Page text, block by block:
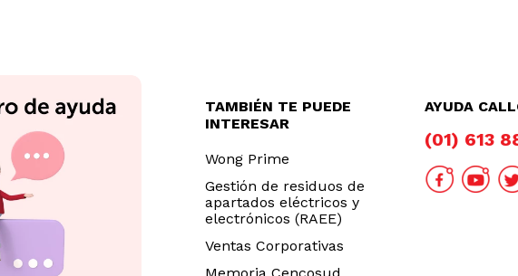
TAMBIÉN TE PUEDE
INTERESAR
Wong Prime
Gestión de residuos de
apartados eléctricos y
electrónicos (RAEE)
Ventas Corporativas
AYUDA
(01) 613